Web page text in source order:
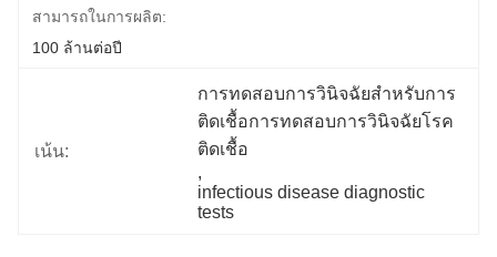
สามารถในการผลิต:
100 ล้านต่อปี
เน้น:
การทดสอบการวินิจฉัยสำหรับการ
ติดเชื้อการทดสอบการวินิจฉัยโรค
ติดเชื้อ
,
infectious disease diagnostic
tests